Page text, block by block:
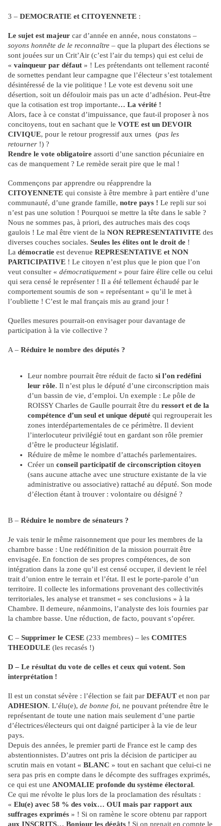
3 – DEMOCRATIE et CITOYENNETE :
Le sujet est majeur car d’année en année, nous constatons –
soyons honnête de le reconnaître – que la plupart des élections se
sont jouées sur un Crit’Air (c’est l’air du temps) qui est celui de
« vainqueur par défaut » ! Les prétendants ont tellement raconté
de sornettes pendant leur campagne que l’électeur s’est totalement
désintéressé de la vie politique ! Le vote est devenu soit une
désertion, soit un défouloir mais pas un acte d’adhésion. Peut-être
que la cotisation est trop importante… La vérité !
Alors, face à ce constat d’impuissance, que faut-il proposer à nos
concitoyens, tout en sachant que le VOTE est un DEVOIR
CIVIQUE, pour le retour progressif aux urnes (pas les
retourner !) ?
Rendre le vote obligatoire assorti d’une sanction pécuniaire en
cas de manquement ? Le remède serait pire que le mal !
Commençons par apprendre ou réapprendre la
CITOYENNETE qui consiste à être membre à part entière d’une
communauté, d’une grande famille, notre pays ! Le repli sur soi
n’est pas une solution ! Pourquoi se mettre la tête dans le sable ?
Nous ne sommes pas, à priori, des autruches mais des coqs
gaulois ! Le mal être vient de la NON REPRESENTATIVITE des
diverses couches sociales. Seules les élites ont le droit de !
La démocratie est devenue REPRESENTATIVE et NON
PARTICIPATIVE ! Le citoyen n’est plus que le pion que l’on
veut consulter « démocratiquement» pour faire élire celle ou celui
qui sera censé le représenter ! Il a été tellement échaudé par le
comportement soumis de son « représentant » qu’il le met à
l’oubliette ! C’est le mal français mis au grand jour !
Quelles mesures pourrait-on envisager pour davantage de
participation à la vie collective ?
A – Réduire le nombre des députés ?
Leur nombre pourrait être réduit de facto si l’on redéfini
leur rôle. Il n’est plus le député d’une circonscription mais
d’un bassin de vie, d’emploi. Un exemple : Le pôle de
ROISSY Charles de Gaulle pourrait être du ressort et de la
compétence d’un seul et unique député qui regrouperait les
zones interdépartementales de ce périmètre. Il devient
l’interlocuteur privilégié tout en gardant son rôle premier
d’être le producteur législatif.
Réduire de même le nombre d’attachés parlementaires.
Créer un conseil participatif de circonscription citoyen
(sans aucune attache avec une structure existante de la vie
administrative ou associative) rattaché au député. Son mode
d’élection étant à trouver : volontaire ou désigné ?
B – Réduire le nombre de sénateurs ?
Je vais tenir le même raisonnement que pour les membres de la
chambre basse : Une redéfinition de la mission pourrait être
envisagée. En fonction de ses propres compétences, de son
intégration dans la zone qu’il est censé occuper, il devient le réel
trait d’union entre le terrain et l’état. Il est le porte-parole d’un
territoire. Il collecte les informations provenant des collectivités
territoriales, les analyse et transmet « ses conclusions » à la
Chambre. Il demeure, néanmoins, l’analyste des lois fournies par
la chambre basse. Une réduction, de facto, pouvant s’opérer.
C – Supprimer le CESE (233 membres) – les COMITES
THEODULE (les recasés !)
D – Le résultat du vote de celles et ceux qui votent. Son
interprétation !
Il est un constat sévère : l’élection se fait par DEFAUT et non par
ADHESION. L’élu(e), de bonne foi, ne pouvant prétendre être le
représentant de toute une nation mais seulement d’une partie
d’électrices/électeurs qui ont daigné participer à la vie de leur
pays.
Depuis des années, le premier parti de France est le camp des
abstentionnistes. D’autres ont pris la décision de participer au
scrutin mais en votant « BLANC » tout en sachant que celui-ci ne
sera pas pris en compte dans le décompte des suffrages exprimés,
ce qui est une ANOMALIE profonde du système électoral.
Ce qui me révolte le plus lors de la proclamation des résultats :
« Elu(e) avec 58 % des voix… OUI mais par rapport aux
suffrages exprimés » ! Si on ramène le score obtenu par rapport
aux INSCRITS… Bonjour les dégâts ! Si on prenait en compte le